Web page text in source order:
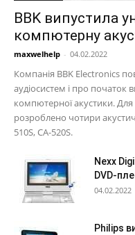
BBK випустила
компютерну
maxwelhelp - 04.02.2022
Компанія BBK Electronics
аудіосистем і про початок
компютерної акустики.
розроблено чотири
510S, CA-520S.
Nexx
DVD-
04.02.2022
Philips